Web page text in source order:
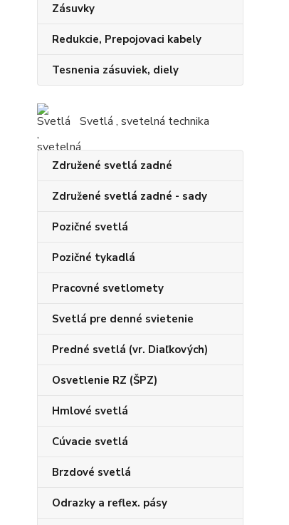
Zásuvky
Redukcie, Prepojovaci kabely
Tesnenia zásuviek, diely
Svetlá , svetelná technika
Združené svetlá zadné
Združené svetlá zadné - sady
Pozičné svetlá
Pozičné tykadlá
Pracovné svetlomety
Svetlá pre denné svietenie
Predné svetlá (vr. Diaľkových)
Osvetlenie RZ (ŠPZ)
Hmlové svetlá
Cúvacie svetlá
Brzdové svetlá
Odrazky a reflex. pásy